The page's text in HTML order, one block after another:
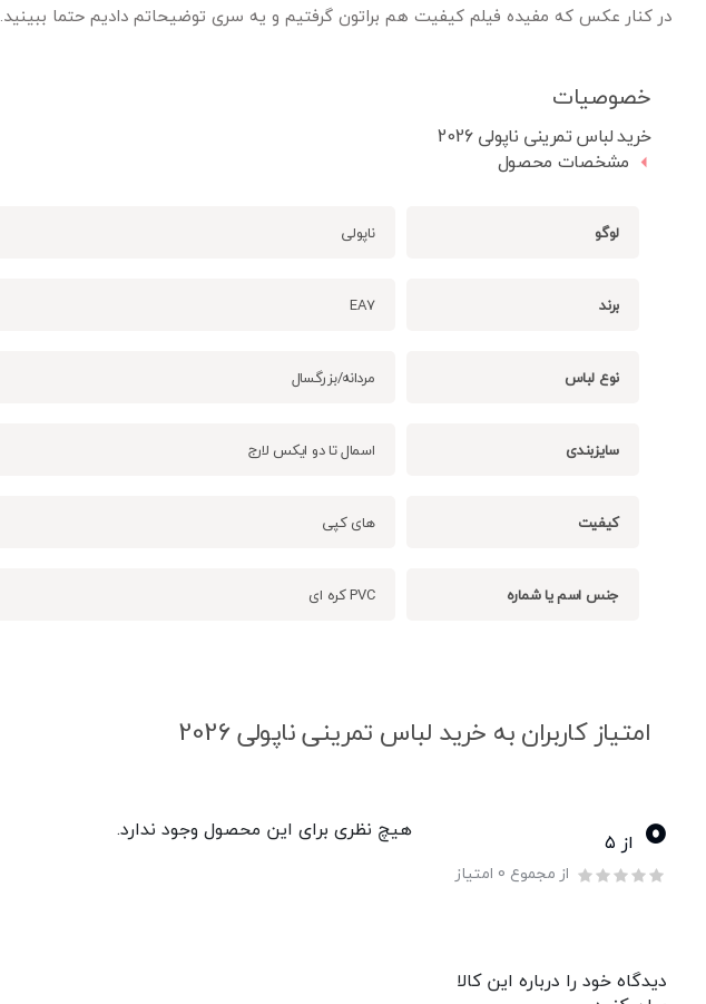
در کنار عکس که مفیده فیلم کیفیت هم براتون گرفتیم و یه سری توضیحاتم دادیم حتما ببینید.
خصوصیات
خرید لباس تمرینی ناپولی 2026
مشخصات محصول
لوگو ناپولی
برند EA7
نوع لباس مردانه/بزرگسال
سایزبندی اسمال تا دو ایکس لارج
کیفیت های کپی
جنس اسم یا شماره PVC کره ای
امتیاز کاربران به خرید لباس تمرینی ناپولی 2026
0 از ۵
از مجموع 0 امتیاز
دیدگاه خود را درباره این کالا
هیچ نظری برای این محصول وجود ندارد.